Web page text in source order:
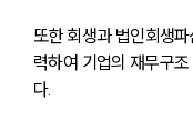
또한 회생과 법인회생
력하여 기업의 재무구
다.